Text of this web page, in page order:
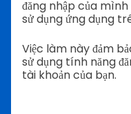
đăng nhập của
sử dụng ứng dụng
Việc làm này đảm
sử dụng tính năng
tài khoản của bạn.